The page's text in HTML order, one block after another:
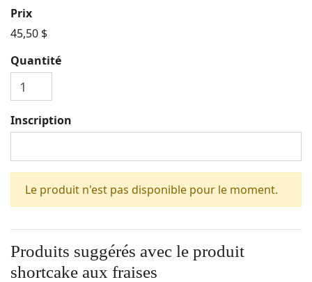
Prix
45,50 $
Quantité
Inscription
Le produit n'est pas disponible pour le moment.
Produits suggérés avec le produit
shortcake aux fraises